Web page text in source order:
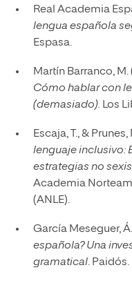
Real Academia
lengua española
Espasa.
Martín Barranco, M.
Cómo hablar con
(demasiado). Los
Escaja, T., &
lenguaje inclusivo:
estrategias no
Academia
(ANLE).
García Meseguer,
española? Una
gramatical. Paidós.